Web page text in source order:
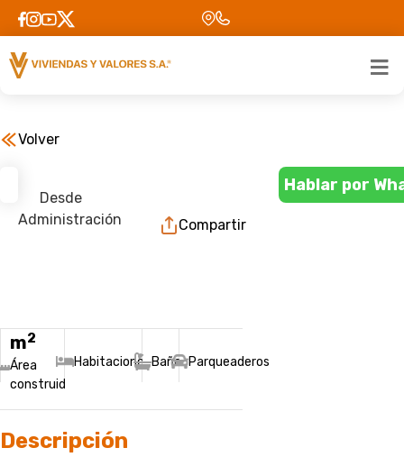
Volver
Desde
Administración
Compartir
m2
Área
construida
HabitacionesBañosParqueaderos
Descripción
Hablar por